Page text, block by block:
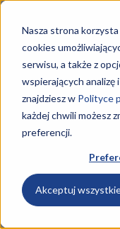
Nasza strona
cookies
serwisu, a także z
wspierających analizę
znajdziesz w Polityce
każdej chwili możesz
preferencji.
Akceptuj
Szkoły
Aktualności
Strona główna Tagi
Tag: